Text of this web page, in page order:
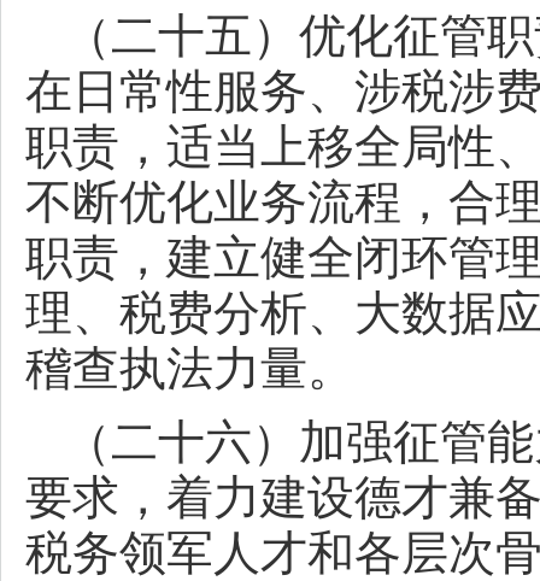
（二十五）优化征管
在日常性服务、涉税涉
职责，适当上移全局性
不断优化业务流程，合
职责，建立健全闭环管
理、税费分析、大数据
稽查执法力量。
（二十六）加强征管
要求，着力建设德才兼
税务领军人才和各层次